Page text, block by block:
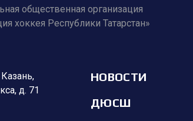
общественная организация
хоккея Республики Татарстан»
д. 71
НОВОСТИ
ДЮСШ